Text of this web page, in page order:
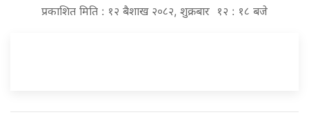
प्रकाशित मिति : १२ बैशाख २०८२, शुक्रबार १२ : १८ बजे